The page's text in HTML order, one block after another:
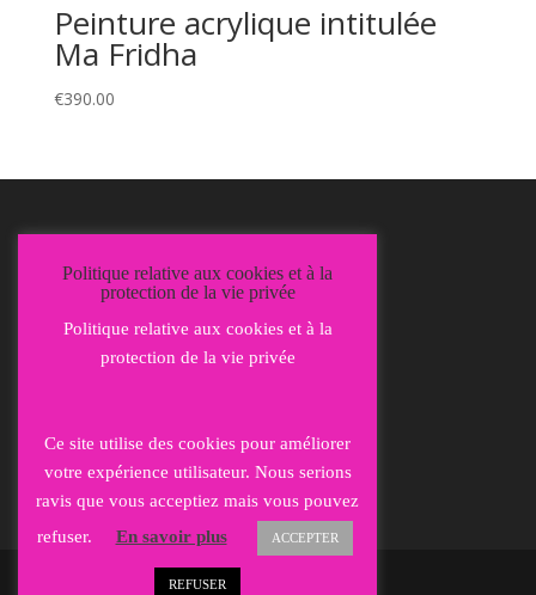
Peinture acrylique intitulée
Ma Fridha
€390.00
Politique de confidentialité
Politique relative aux cookies et à la
protection de la vie privée
Politique relative aux cookies et à la
protection de la vie privée
Ce site utilise des cookies pour améliorer
votre expérience utilisateur. Nous serions
ravis que vous acceptiez mais vous pouvez
refuser.
En savoir plus ACCEPTER
REFUSER